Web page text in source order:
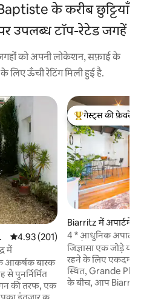
के करीब छुट्टियाँ
उपलब्ध टॉप-रेटेड जगहें
को अपनी लोकेशन, सफ़ाई के
लिए ऊँची रेटिंग मिली हुई है.
औसत रेटिंग 5 में से 4.93, 201 समीक्षाएँ
4.93 (201)
में
आकर्षक बास्क
पुनर्निर्मित
गेस्ट्स का टॉप फ़ेवरेट
गेस्ट्स की फ़ेवरेट
Biarritz में अपार्टमेंट
4 * आधुनिक
तट पैदल
जिज्ञासा एक जोड़े या
रहने के लिए एकदम
स्थित, Grande
के बीच, आप Biarritz